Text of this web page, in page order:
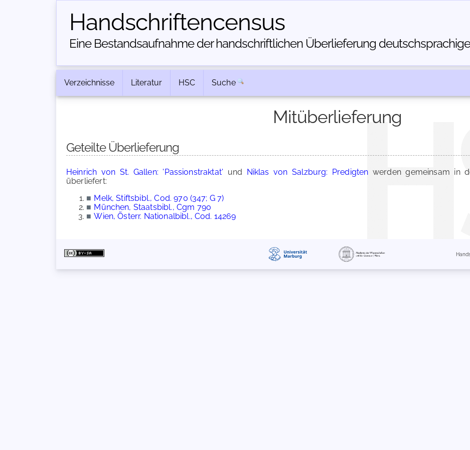
Handschriften­census
Eine Bestandsaufnahme der handschriftlichen Über­lieferung
Verzeichnisse Literatur HSC Suche
Mitüberlieferung
Geteilte Überlieferung
Heinrich von St. Gallen: 'Passionstraktat' und Niklas von Salzburg: Predigten werden gemeinsam in
überliefert:
■ Melk, Stiftsbibl., Cod. 970 (347; G 7)
■ München, Staatsbibl., Cgm 790
■ Wien, Österr. Nationalbibl., Cod. 14269